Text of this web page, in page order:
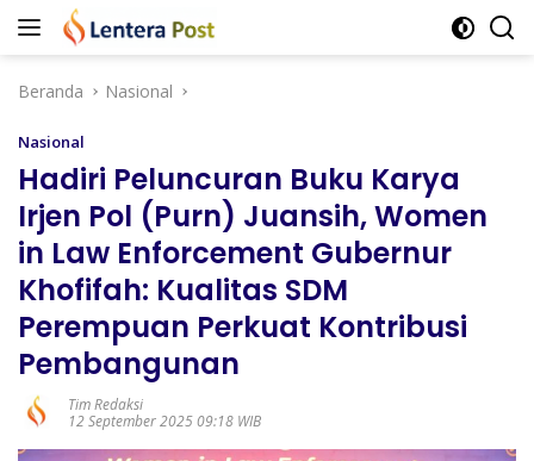
Langsung
Beranda
Nasional
Nasional
Hadiri Peluncuran Buku Karya
Irjen Pol (Purn) Juansih, Women
in Law Enforcement Gubernur
Khofifah: Kualitas SDM
Perempuan Perkuat Kontribusi
Pembangunan
Tim Redaksi
12 September 2025 09:18 WIB